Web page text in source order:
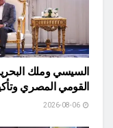
السيسي وملك
القومي المصري